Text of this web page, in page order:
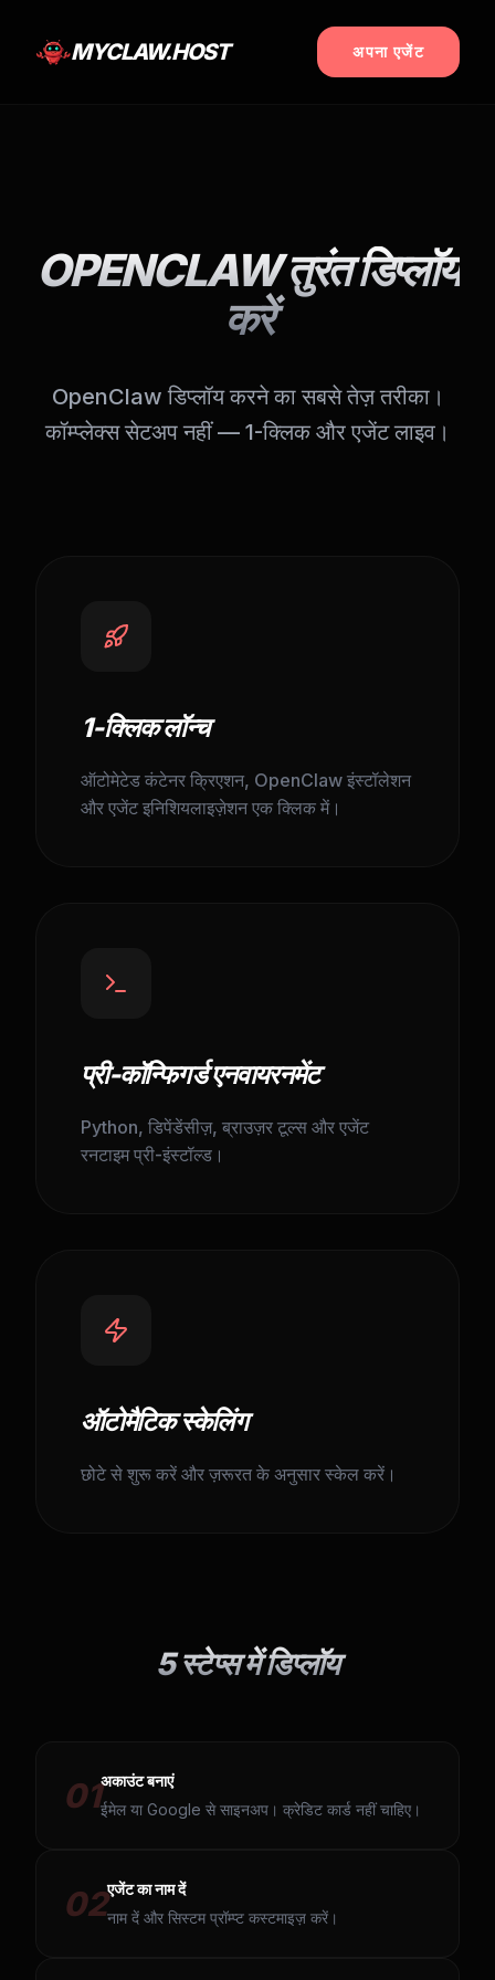
MYCLAW.HOST अपना एजेंट
OPENCLAW तुरंत डिप्लॉय
करें
OpenClaw डिप्लॉय करने का सबसे तेज़ तरीका।
कॉम्प्लेक्स सेटअप नहीं — 1-क्लिक और एजेंट लाइव।
1-क्लिक लॉन्च
ऑटोमेटेड कंटेनर क्रिएशन, OpenClaw इंस्टॉलेशन
और एजेंट इनिशियलाइज़ेशन एक क्लिक में।
प्री-कॉन्फिगर्ड एनवायरनमेंट
Python, डिपेंडेंसीज़, ब्राउज़र टूल्स और एजेंट
रनटाइम प्री-इंस्टॉल्ड।
ऑटोमैटिक स्केलिंग
छोटे से शुरू करें और ज़रूरत के अनुसार स्केल करें।
5 स्टेप्स में डिप्लॉय
01अकाउंट बनाएं
ईमेल या Google से साइनअप। क्रेडिट कार्ड नहीं चाहिए।
02एजेंट का नाम दें
नाम दें और सिस्टम प्रॉम्प्ट कस्टमाइज़ करें।